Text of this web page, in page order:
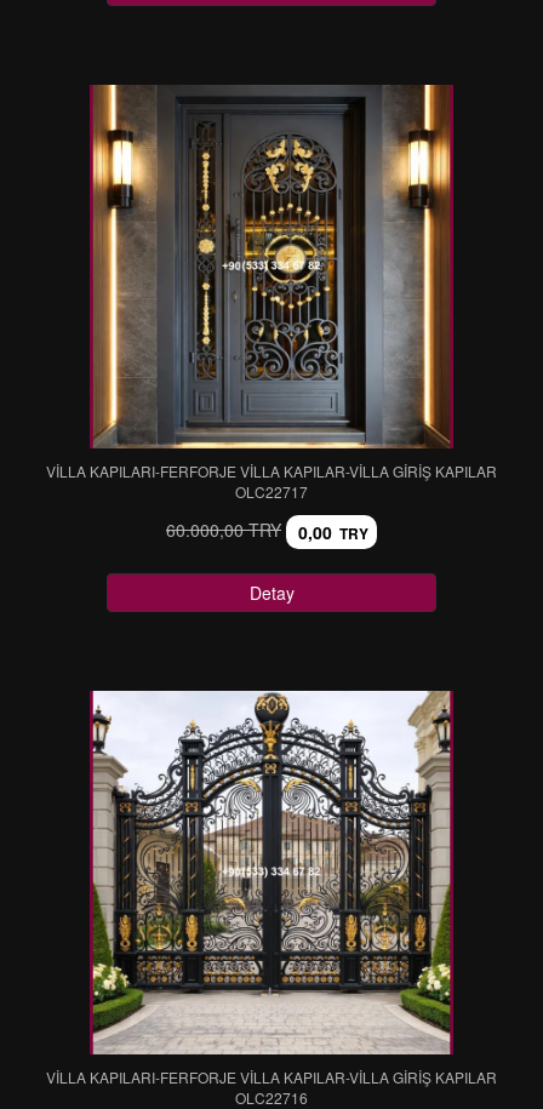
VİLLA KAPILARI-FERFORJE VİLLA KAPILAR-VİLLA GİRİŞ KAPILAR
OLC22717
60.000,00 TRY 0,00 TRY
Detay
VİLLA KAPILARI-FERFORJE VİLLA KAPILAR-VİLLA GİRİŞ KAPILAR
OLC22716